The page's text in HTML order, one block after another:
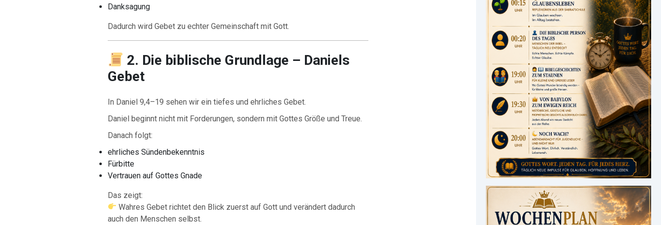
Danksagung
Dadurch wird Gebet zu echter Gemeinschaft mit Gott.
2. Die biblische Grundlage – Daniels
Gebet
In Daniel 9,4–19 sehen wir ein tiefes und ehrliches Gebet.
Daniel beginnt nicht mit Forderungen, sondern mit Gottes Größe und Treue.
Danach folgt:
ehrliches Sündenbekenntnis
Fürbitte
Vertrauen auf Gottes Gnade
Das zeigt:
Wahres Gebet richtet den Blick zuerst auf Gott und verändert dadurch
auch den Menschen selbst.